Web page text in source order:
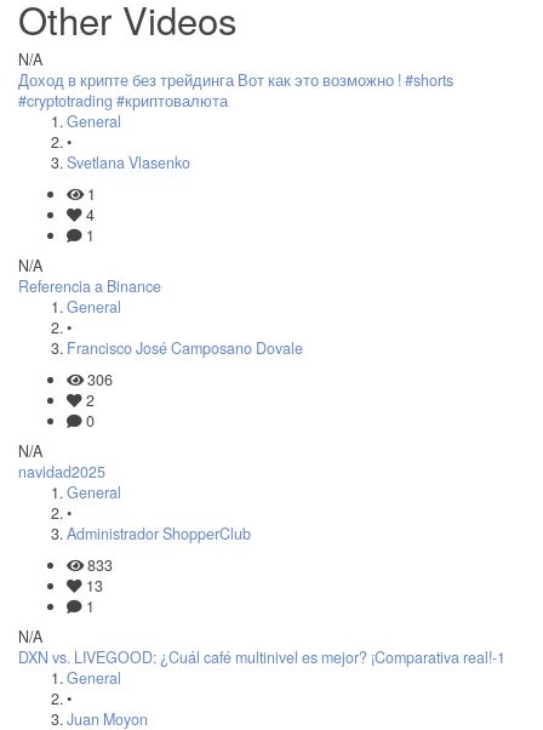
Other Videos
N/A
Доход в крипте без трейдинга Вот как это возможно ! #shorts
#cryptotrading #криптовалюта
General
•
Svetlana Vlasenko
1
4
1
N/A
Referencia a Binance
General
•
Francisco José Camposano Dovale
306
2
0
N/A
navidad2025
General
•
Administrador ShopperClub
833
13
1
N/A
DXN vs. LIVEGOOD: ¿Cuál café multinivel es mejor? ¡Comparativa real!-1
General
•
Juan Moyon